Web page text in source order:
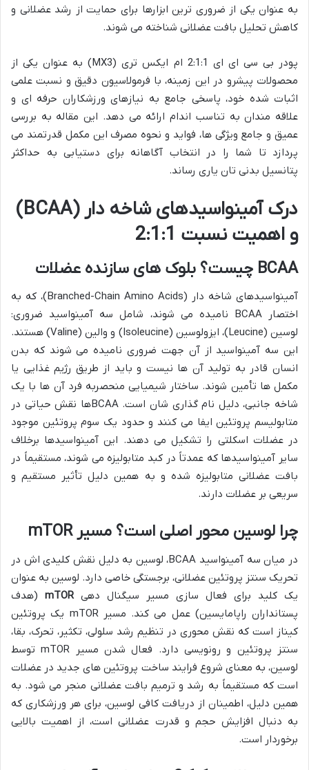
به عنوان یکی از ضروری ترین ابزارها برای حمایت از رشد عضلانی و
کاهش تحلیل بافت عضلانی شناخته می شوند.
پودر بی سی ای ای 2:1:1 ام ایکس تری (MX3) به عنوان یکی از
محصولات پیشرو در این زمینه، با فرمولاسیون دقیق و نسبت علمی
اثبات شده خود، پاسخی جامع به نیازهای ورزشکاران حرفه ای و
علاقه مندان به تناسب اندام ارائه می دهد. این مقاله به بررسی
عمیق و جامع ویژگی ها، فواید و نحوه مصرف این مکمل قدرتمند می
پردازد تا شما را در انتخاب آگاهانه برای دستیابی به حداکثر
پتانسیل بدنی تان یاری رساند.
درک آمینواسیدهای شاخه دار (BCAA)
و اهمیت نسبت 2:1:1
BCAA چیست؟ بلوک های سازنده عضلات
آمینواسیدهای شاخه دار (Branched-Chain Amino Acids)، که به
اختصار BCAA نامیده می شوند، شامل سه آمینواسید ضروری:
لوسین (Leucine)، ایزولوسین (Isoleucine) و والین (Valine) هستند.
این سه آمینواسید از آن جهت ضروری نامیده می شوند که بدن
انسان قادر به تولید آن ها نیست و باید از طریق رژیم غذایی یا
مکمل ها تأمین شوند. ساختار شیمیایی منحصربه فرد آن ها با یک
شاخه جانبی، دلیل نام گذاری شان است. BCAAها نقش حیاتی در
متابولیسم پروتئین ایفا می کنند و حدود یک سوم پروتئین موجود
در عضلات اسکلتی را تشکیل می دهند. این آمینواسیدها برخلاف
سایر آمینواسیدها که عمدتاً در کبد متابولیزه می شوند، مستقیماً در
بافت عضلانی متابولیزه شده و به همین دلیل تأثیر مستقیم و
سریعی بر عضلات دارند.
چرا لوسین محور اصلی است؟ مسیر mTOR
در میان سه آمینواسید BCAA، لوسین به دلیل نقش کلیدی اش در
تحریک سنتز پروتئین عضلانی، برجستگی خاصی دارد. لوسین به عنوان
یک کلید برای فعال سازی مسیر سیگنال دهیmTOR (هدف
پستانداران راپامایسین) عمل می کند. مسیر mTOR یک پروتئین
کیناز است که نقش محوری در تنظیم رشد سلولی، تکثیر، تحرک، بقا،
سنتز پروتئین و رونویسی دارد. فعال شدن مسیر mTOR توسط
لوسین، به معنای شروع فرایند ساخت پروتئین های جدید در عضلات
است که مستقیماً به رشد و ترمیم بافت عضلانی منجر می شود. به
همین دلیل، اطمینان از دریافت کافی لوسین، برای هر ورزشکاری که
به دنبال افزایش حجم و قدرت عضلانی است، از اهمیت بالایی
برخوردار است.